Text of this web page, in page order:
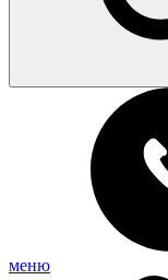
меню